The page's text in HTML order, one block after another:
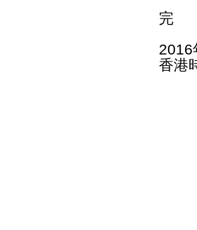
完
2016
香港